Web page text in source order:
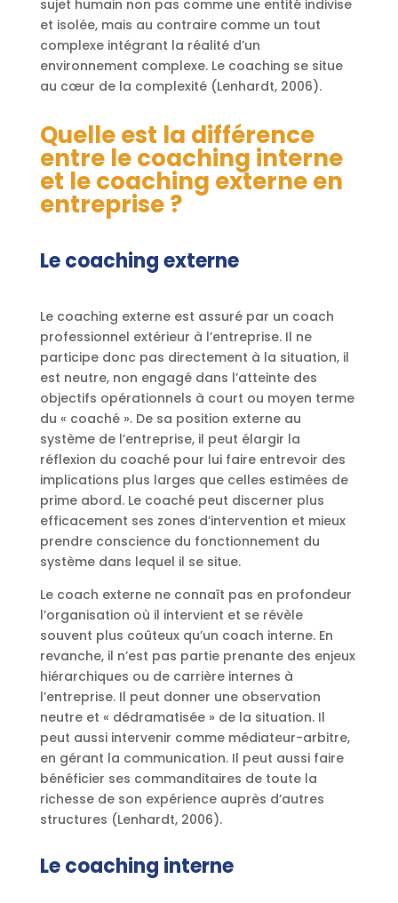
sujet humain non pas comme une entité indivise
et isolée, mais au contraire comme un tout
complexe intégrant la réalité d’un
environnement complexe. Le coaching se situe
au cœur de la complexité (Lenhardt, 2006).
Quelle est la différence
entre le coaching interne
et le coaching externe en
entreprise ?
Le coaching externe
Le coaching externe est assuré par un coach
professionnel extérieur à l’entreprise. Il ne
participe donc pas directement à la situation, il
est neutre, non engagé dans l’atteinte des
objectifs opérationnels à court ou moyen terme
du « coaché ». De sa position externe au
système de l’entreprise, il peut élargir la
réflexion du coaché pour lui faire entrevoir des
implications plus larges que celles estimées de
prime abord. Le coaché peut discerner plus
efficacement ses zones d’intervention et mieux
prendre conscience du fonctionnement du
système dans lequel il se situe.
Le coach externe ne connaît pas en profondeur
l’organisation où il intervient et se révèle
souvent plus coûteux qu’un coach interne. En
revanche, il n’est pas partie prenante des enjeux
hiérarchiques ou de carrière internes à
l’entreprise. Il peut donner une observation
neutre et « dédramatisée » de la situation. Il
peut aussi intervenir comme médiateur-arbitre,
en gérant la communication. Il peut aussi faire
bénéficier ses commanditaires de toute la
richesse de son expérience auprès d’autres
structures (Lenhardt, 2006).
Le coaching interne